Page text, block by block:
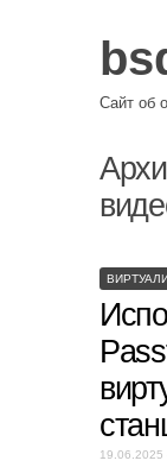
Сайт об
19.06.2025